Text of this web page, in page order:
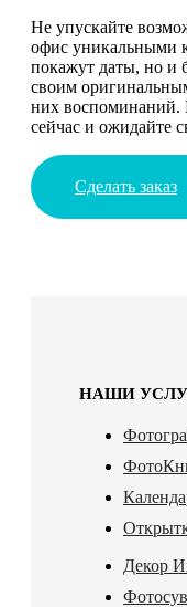
Не упускайте
офис уникальными
покажут даты, но и
своим
них воспоминаний.
сейчас и ожидайте
Сделать заказ
НАШИ
Декор